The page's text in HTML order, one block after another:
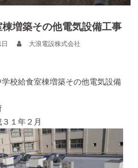
増築その他電気設備工事
大浪電設株式会社
学校給食室棟増築その他電気設備
３１年２月